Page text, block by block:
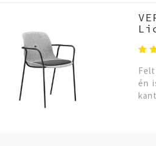
én